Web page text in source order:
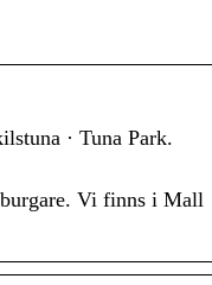
· Tuna Park.
Vi finns i Mall